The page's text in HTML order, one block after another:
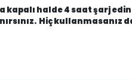
kapalı halde 4 saat şarj
Hiç kullanmasanız